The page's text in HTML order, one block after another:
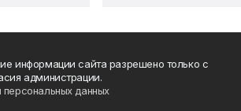
информации сайта разрешено только с
администрации.
данных